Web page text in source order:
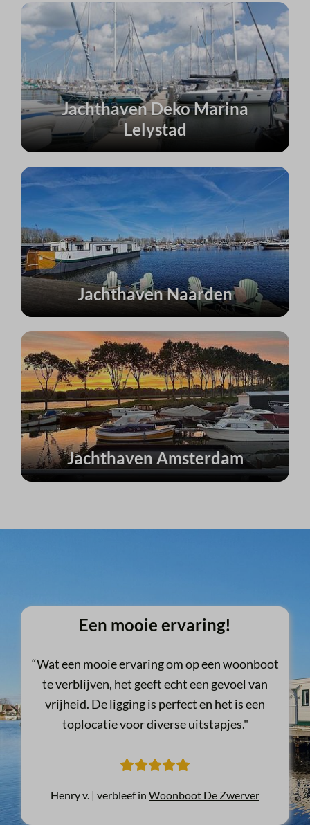
Jachthaven Deko Marina
Lelystad
Jachthaven Naarden
Jachthaven Amsterdam
Een mooie ervaring!
“Wat een mooie ervaring om op een woonboot
te verblijven, het geeft echt een gevoel van
vrijheid. De ligging is perfect en het is een
toplocatie voor diverse uitstapjes."
Henry v. | verbleef in Woonboot De Zwerver